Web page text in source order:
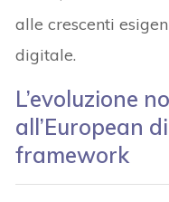
alle crescenti
digitale.
L’evoluzione
all’European
framework